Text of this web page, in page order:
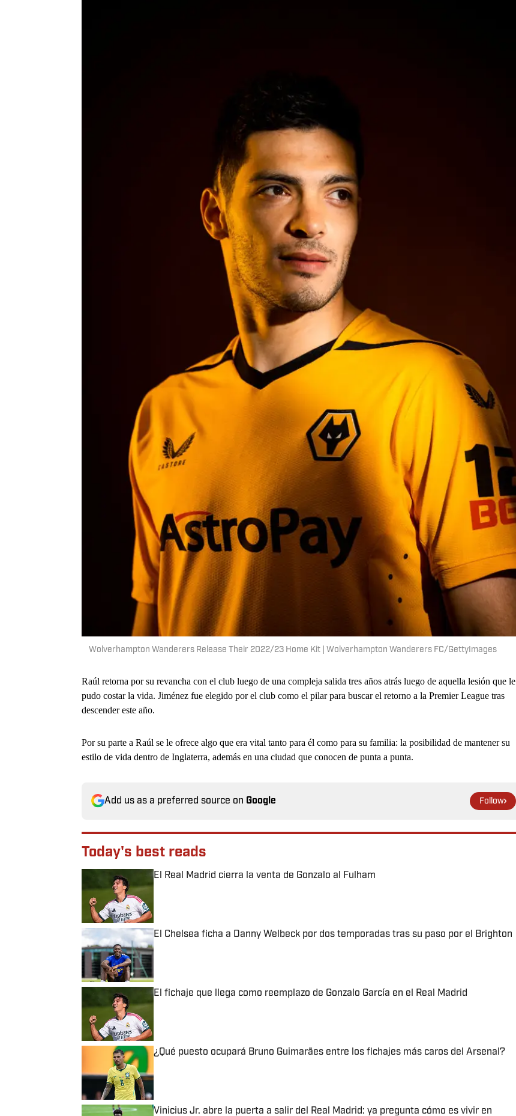
Wolverhampton Wanderers Release Their 2022/23 Home Kit | Wolverhampton Wanderers FC/GettyImages
Raúl retorna por su revancha con el club luego de una compleja salida tres años atrás luego de aquella lesión que le
pudo costar la vida. Jiménez fue elegido por el club como el pilar para buscar el retorno a la Premier League tras
descender este año.
Por su parte a Raúl se le ofrece algo que era vital tanto para él como para su familia: la posibilidad de mantener su
estilo de vida dentro de Inglaterra, además en una ciudad que conocen de punta a punta.
Add us as a preferred source on Google Follow
Today's best reads
El Real Madrid cierra la venta de Gonzalo al Fulham
Published by on Invalid Date
El Chelsea ficha a Danny Welbeck por dos temporadas tras su paso por el Brighton
Published by on Invalid Date
El fichaje que llega como reemplazo de Gonzalo García en el Real Madrid
Published by on Invalid Date
¿Qué puesto ocupará Bruno Guimarães entre los fichajes más caros del Arsenal?
Vinicius Jr. abre la puerta a salir del Real Madrid: ya pregunta cómo es vivir en